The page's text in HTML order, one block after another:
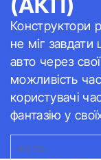
Конструктори
не міг
авто через
можливість
користувачі
фантазію у
ФОТО: